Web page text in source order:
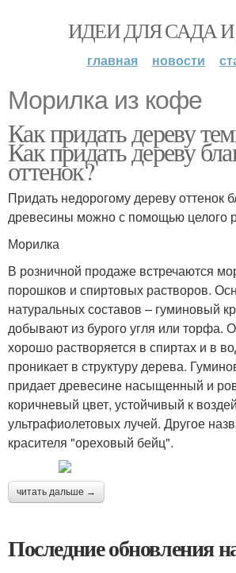
ИДЕИ ДЛЯ САДА
главная новости
Морилка из кофе
Как придать дереву
Как придать дереву
оттенок?
Придать недорогому дереву оттенок
древесины можно с помощью целого
Морилка
В розничной продаже встречаются
порошков и спиртовых растворов.
натуральных составов – гуминовый
добывают из бурого угля или торфа.
хорошо растворяется в спиртах и в
проникает в структуру дерева.
придает древесине насыщенный и
коричневый цвет, устойчивый к
ультрафиолетовых лучей. Другое
красителя "ореховый бейц".
читать дальше →
Последние обновления